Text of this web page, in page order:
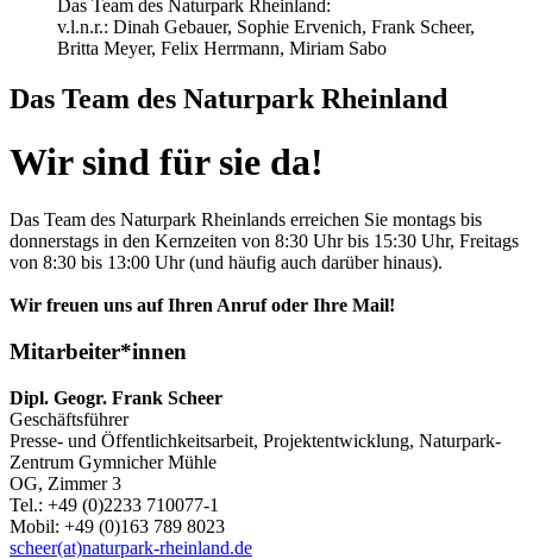
Das Team des Naturpark Rheinland:
v.l.n.r.: Dinah Gebauer, Sophie Ervenich, Frank Scheer,
Britta Meyer, Felix Herrmann, Miriam Sabo
Das Team des Naturpark Rheinland
Wir sind für sie da!
Das Team des Naturpark Rheinlands erreichen Sie montags bis
donnerstags in den Kernzeiten von 8:30 Uhr bis 15:30 Uhr, Freitags
von 8:30 bis 13:00 Uhr (und häufig auch darüber hinaus).
Wir freuen uns auf Ihren Anruf oder Ihre Mail!
Mitarbeiter*innen
Dipl. Geogr. Frank Scheer
Geschäftsführer
Presse- und Öffentlichkeitsarbeit, Projektentwicklung, Naturpark-
Zentrum Gymnicher Mühle
OG, Zimmer 3
Tel.: +49 (0)2233 710077-1
Mobil: +49 (0)163 789 8023
scheer(at)naturpark-rheinland.de